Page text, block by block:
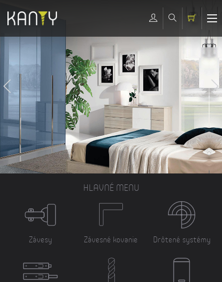
HLAVNÉ MENU
Závesy Závesné kovanie Drôtené systémy